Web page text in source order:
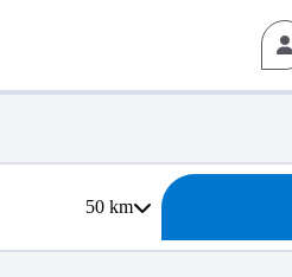
50km